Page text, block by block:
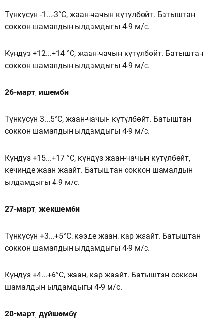
Түнкүсүн -1...-3°C, жаан-чачын күтүлбөйт. Батыштан
соккон шамалдын ылдамдыгы 4-9 м/с.
Күндүз +12...+14 °C, жаан-чачын күтүлбөйт. Батыштан
соккон шамалдын ылдамдыгы 4-9 м/с.
26-март, ишемби
Түнкүсүн 3...5°C, жаан-чачын күтүлбөйт. Батыштан
соккон шамалдын ылдамдыгы 4-9 м/с.
Күндүз +15...+17 °C, күндүз жаан-чачын күтүлбөйт,
кечинде жаан жаайт. Батыштан соккон шамалдын
ылдамдыгы 4-9 м/с.
27-март, жекшемби
Түнкүсүн +3...+5°C, кээде жаан, кар жаайт. Батыштан
соккон шамалдын ылдамдыгы 4-9 м/с.
Күндүз +4...+6°C, жаан, кар жаайт. Батыштан соккон
шамалдын ылдамдыгы 4-9 м/с.
28-март, дүйшөмбү